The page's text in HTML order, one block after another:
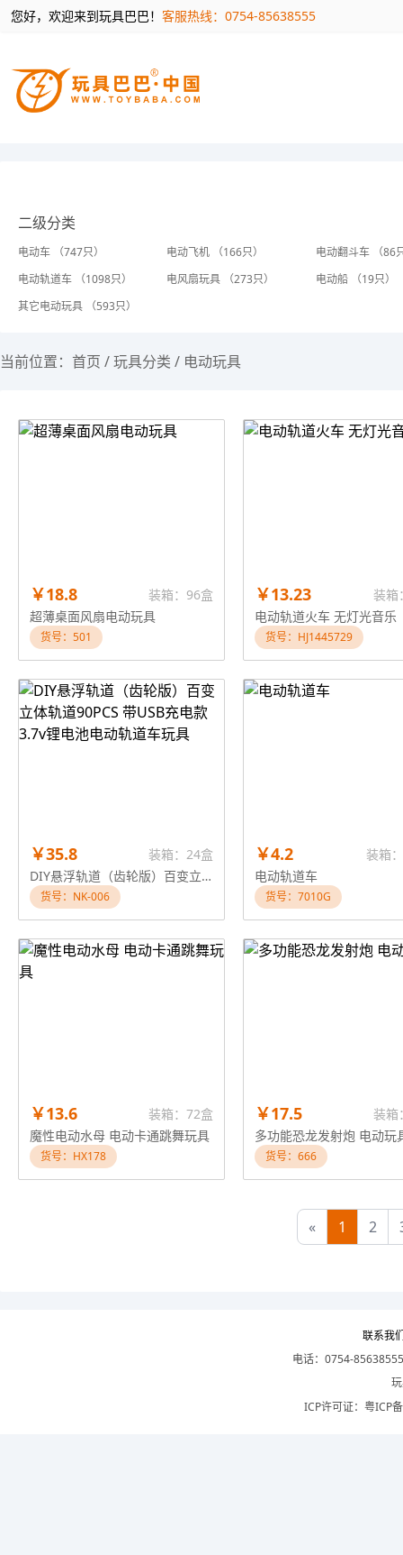
您好，欢迎来到玩具巴巴！ 客服热线：0754-85638555
二级分类
电动车 （747只） 电动飞机 （166只）
电动翻斗车 （86
电动轨道车 （1098只）
电风扇玩具 （273只）
电动船 （19只）
其它电动玩具 （593只）
当前位置： 首页 /玩具分类 / 电动玩具
￥18.8
装箱：96盒
超薄桌面风扇电动玩具
货号：501
￥13.23
装箱
电动轨道火车 无灯光音乐
货号：HJ1445729
￥35.8
装箱：24盒
DIY悬浮轨道（齿轮版）百变立体轨道90PCS 带USB充电款 3.7v锂电池电动轨道车玩具
货号：NK-006
￥4.2
装箱
电动轨道车
货号：7010G
￥13.6
装箱：72盒
魔性电动水母 电动卡通跳舞玩具
货号：HX178
￥17.5
装箱
多功能恐龙发射炮 电动玩
货号：666
« 1 2
联系我
电话：0754-
ICP许可证： 粤ICP